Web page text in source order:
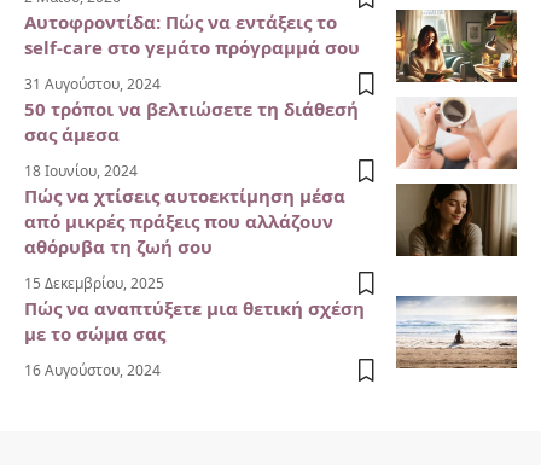
Αυτοφροντίδα: Πώς να εντάξεις το
self-care στο γεμάτο πρόγραμμά σου
31 Αυγούστου, 2024
50 τρόποι να βελτιώσετε τη διάθεσή
σας άμεσα
18 Ιουνίου, 2024
Πώς να χτίσεις αυτοεκτίμηση μέσα
από μικρές πράξεις που αλλάζουν
αθόρυβα τη ζωή σου
15 Δεκεμβρίου, 2025
Πώς να αναπτύξετε μια θετική σχέση
με το σώμα σας
16 Αυγούστου, 2024